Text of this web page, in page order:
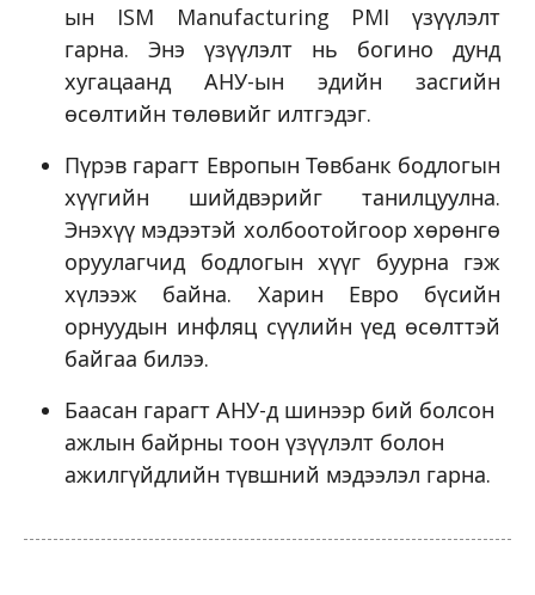
ын ISM Manufacturing PMI үзүүлэлт
гарна. Энэ үзүүлэлт нь богино дунд
хугацаанд АНУ-ын эдийн засгийн
өсөлтийн төлөвийг илтгэдэг.
Пүрэв гарагт Европын Төвбанк бодлогын
хүүгийн шийдвэрийг танилцуулна.
Энэхүү мэдээтэй холбоотойгоор хөрөнгө
оруулагчид бодлогын хүүг буурна гэж
хүлээж байна. Харин Евро бүсийн
орнуудын инфляц сүүлийн үед өсөлттэй
байгаа билээ.
Баасан гарагт АНУ-д шинээр бий болсон
ажлын байрны тоон үзүүлэлт болон
ажилгүйдлийн түвшний мэдээлэл гарна.